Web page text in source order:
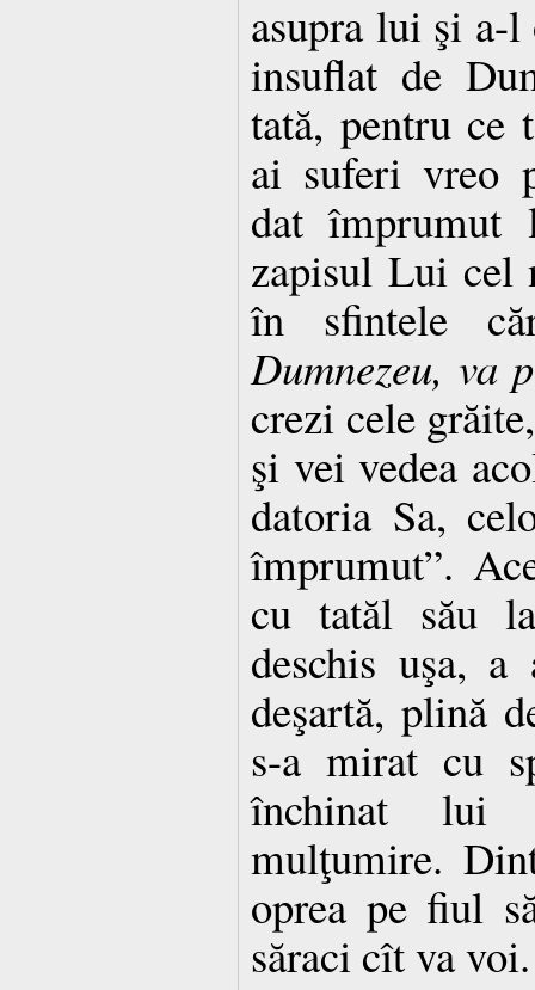
asupra lui şi
insuflat de
tată, pentru ce
ai suferi vreo
dat împrumut
zapisul Lui cel
în sfintele
Dumnezeu,
crezi cele
şi vei vedea
datoria Sa,
împrumut”.
cu tatăl său
deschis uşa, a
deşartă, plină
s-a mirat cu
închinat lui
mulţumire.
oprea pe fiul
săraci cît va voi.